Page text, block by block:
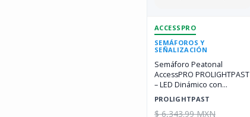
ACCESSPRO
SEMÁFOROS Y
SEÑALIZACIÓN
PROLIGHTPAST
Semáforo Peatonal
AccessPRO PROLIGHTPAST
– LED Dinámico con
Temporizador y Alta
Eficiencia
$ 6,343.99 MXN